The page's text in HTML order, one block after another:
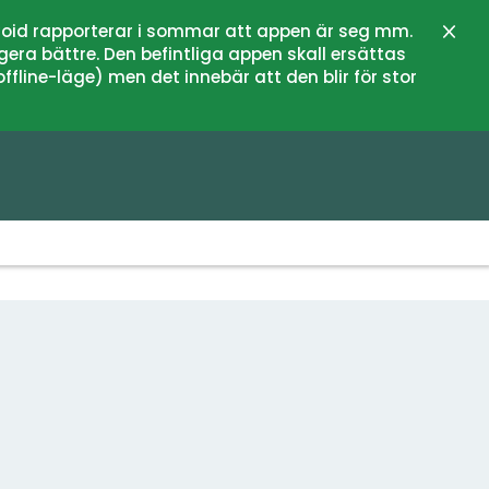
rapporterar i sommar att appen är seg mm.
bättre. Den befintliga appen skall ersättas
läge) men det innebär att den blir för stor